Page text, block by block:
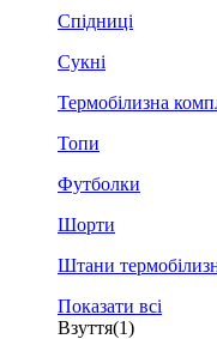
Спідниці
Сукні
Термобілизна
Топи
Футболки
Шорти
Штани
Показати всі
Взуття(1)